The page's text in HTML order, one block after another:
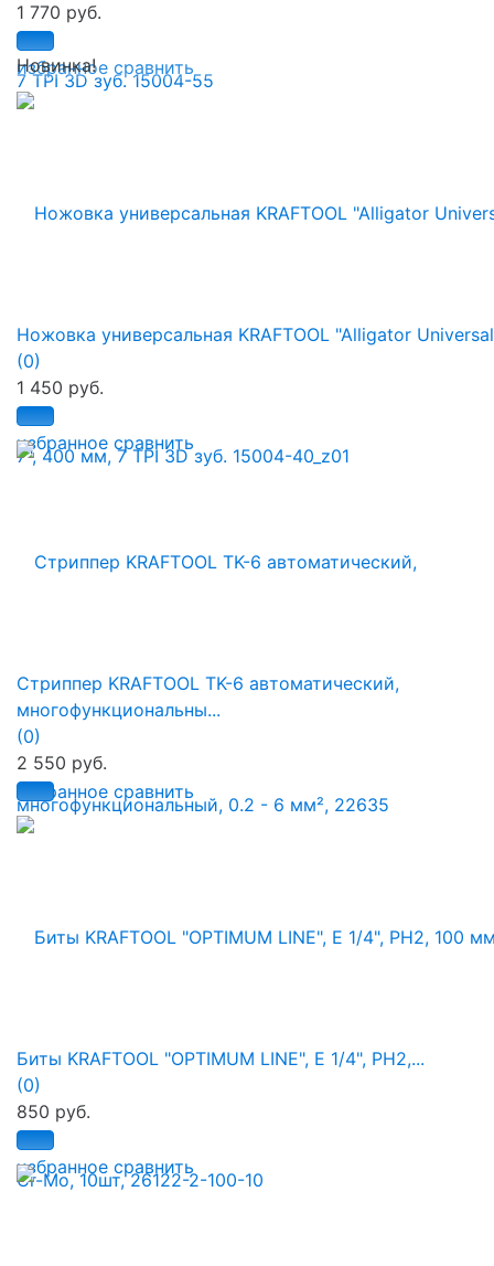
избранное сравнить
1 770 руб.
Новинка!
избранное сравнить
Ножовка универсальная KRAFTOOL "Alligator
(0)
1 450 руб.
избранное сравнить
Стриппер KRAFTOOL TK-6 автоматический,
многофункциональны...
(0)
2 550 руб.
избранное сравнить
Биты KRAFTOOL "OPTIMUM LINE", E 1/4", PH2,...
(0)
850 руб.